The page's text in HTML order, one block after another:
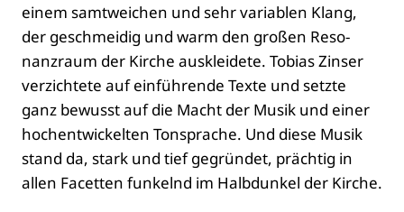
einem samt­wei­chen und sehr varia­blen Klang,
der geschmei­dig und warm den gro­ßen Reso­
nanz­raum der Kir­che aus­klei­de­te. Tobi­as Zins­er
ver­zich­te­te auf ein­füh­ren­de Tex­te und setz­te
ganz bewusst auf die Macht der Musik und einer
hoch­ent­wi­ckel­ten Ton­spra­che. Und die­se Musik
stand da, stark und tief gegrün­det, präch­tig in
allen Facet­ten fun­kelnd im Halb­dun­kel der Kir­che.